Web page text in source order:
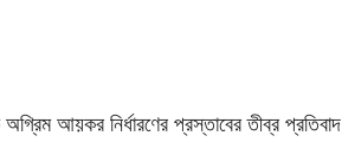
অগ্রিম আয়কর নির্ধারণের প্রস্তাবের তীব্র প্রতিবাদ